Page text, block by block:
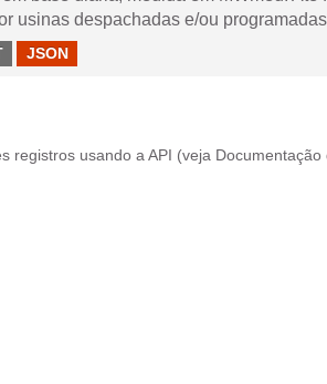
usinas despachadas e/ou
JSON
registros usando aAPI (veja Documentação